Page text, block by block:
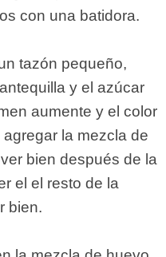
con una batidora.
tazón pequeño,
y el azúcar
aumente y el color
la mezcla de
bien después de la
el el resto de la
bien.